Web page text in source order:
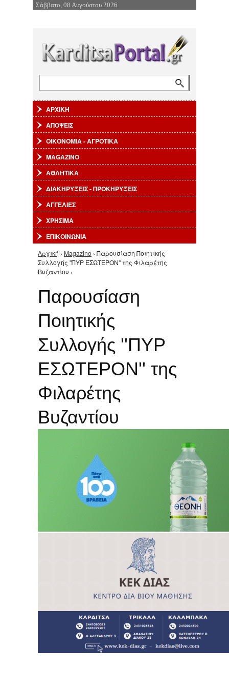
Επιστροφή στην Πλοήγηση
Σάββατο, 08 Αυγούστου 2026
ΑΡΧΙΚΗ
ΑΠΟΨΕΙΣ
ΟΙΚΟΝΟΜΙΑ - ΑΓΡΟΤΙΚΑ
MAGAZINO
ΑΘΛΗΤΙΚΑ
ΔΙΑΚΗΡΥΞΕΙΣ - ΠΡΟΚΗΡΥΞΕΙΣ
ΑΓΓΕΛΙΕΣ
ΧΡΗΣΙΜΑ
ΕΠΙΚΟΙΝΩΝΙΑ
Είστε εδώ
Αρχική › Magazino › Παρουσίαση Ποιητικής
Συλλογής ''ΠΥΡ ΕΣΩΤΕΡΟΝ'' της Φιλαρέτης
Βυζαντίου ›
Παρουσίαση
Ποιητικής
Συλλογής ''ΠΥΡ
ΕΣΩΤΕΡΟΝ'' της
Φιλαρέτης
Βυζαντίου